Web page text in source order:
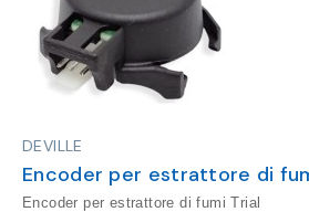
DEVILLE
Encoder per estrattore di
Encoder per estrattore di fumi Trial